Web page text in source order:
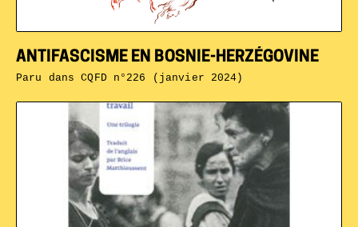
ANTIFASCISME EN BOSNIE-HERZÉGOVINE
Paru dansCQFD n°226 (janvier 2024)